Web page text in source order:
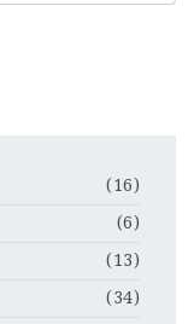
(16)
(6)
(13)
(34)